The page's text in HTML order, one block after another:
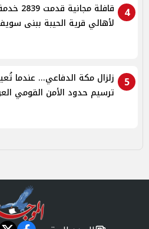
4
قافلة
لأهالي قرية الحيبة ببنى
5
زلزال مكة الدفاعي... عندما
ترسيم حدود الأمن القومي